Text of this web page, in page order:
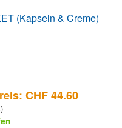
(Kapseln & Creme)
CHF 44.60